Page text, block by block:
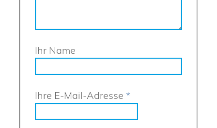
Ihr Name
Ihre E-Mail-Adresse *